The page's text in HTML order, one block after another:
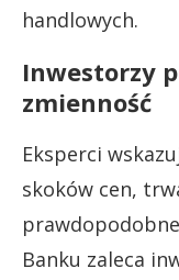
handlowych.
Inwestorzy
zmienność
Eksperci
skoków cen,
Banku zaleca